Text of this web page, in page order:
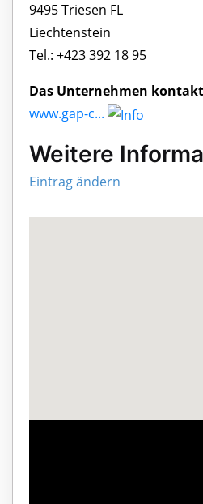
9495 Triesen FL
Liechtenstein
Tel.: +423 392 18 95
Das Unternehmen
www.gap-c...
Weitere
Eintrag ändern